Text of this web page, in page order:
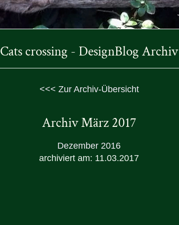
Cats crossing - DesignBlog Archiv
<<< Zur Archiv-Übersicht
Archiv März 2017
Dezember 2016
archiviert am: 11.03.2017